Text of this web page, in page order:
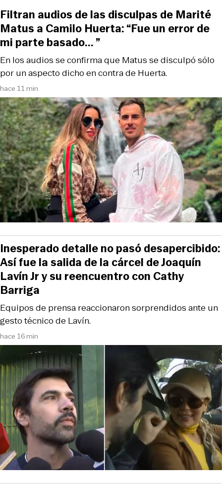
hace 11 min
En los audios se confirma que Matus se disculpó sólo
por un aspecto dicho en contra de Huerta.
Filtran audios de las disculpas de Marité
Matus a Camilo Huerta: “Fue un error de
mi parte basado... ”
hace 16 min
Equipos de prensa reaccionaron sorprendidos ante un
gesto técnico de Lavín.
Inesperado detalle no pasó desapercibido:
Así fue la salida de la cárcel de Joaquín
Lavín Jr y su reencuentro con Cathy
Barriga